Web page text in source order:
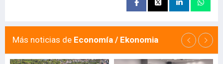
Más noticias de Economía / Ekonomia